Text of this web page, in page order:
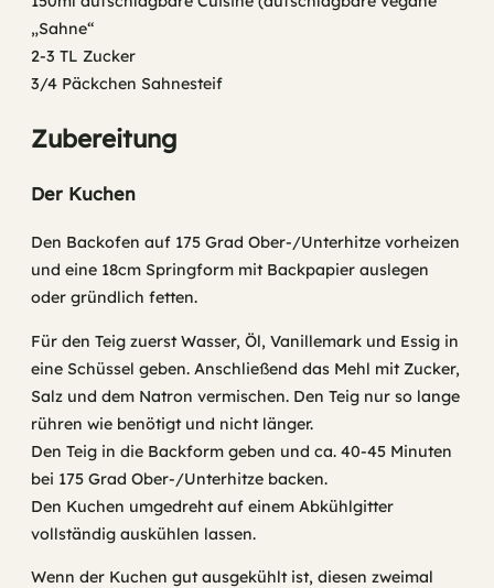
„Sahne“
2-3 TL Zucker
3/4 Päckchen Sahnesteif
Zubereitung
Der Kuchen
Den Backofen auf 175 Grad Ober-/Unterhitze vorheizen
und eine 18cm Springform mit Backpapier auslegen
oder gründlich fetten.
Für den Teig zuerst Wasser, Öl, Vanillemark und Essig in
eine Schüssel geben. Anschließend das Mehl mit Zucker,
Salz und dem Natron vermischen. Den Teig nur so lange
rühren wie benötigt und nicht länger.
Den Teig in die Backform geben und ca. 40-45 Minuten
bei 175 Grad Ober-/Unterhitze backen.
Den Kuchen umgedreht auf einem Abkühlgitter
vollständig auskühlen lassen.
Wenn der Kuchen gut ausgekühlt ist, diesen zweimal